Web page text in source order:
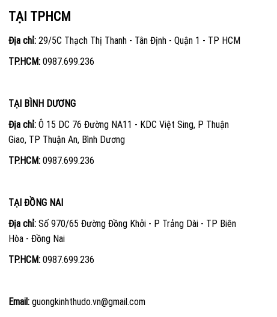
TẠI TPHCM
Địa chỉ: 29/5C Thạch Thị Thanh - Tân Định - Quận 1 - TP HCM
TP.HCM: 0987.699.236
TẠI BÌNH DƯƠNG
Địa chỉ: Ô 15 DC 76 Đường NA11 - KDC Việt Sing, P Thuận
Giao, TP Thuận An, Bình Dương
TP.HCM: 0987.699.236
TẠI ĐỒNG NAI
Địa chỉ: Số 970/65 Đường Đồng Khởi - P Trảng Dài - TP Biên
Hòa - Đồng Nai
TP.HCM: 0987.699.236
Email: guongkinhthudo.vn@gmail.com